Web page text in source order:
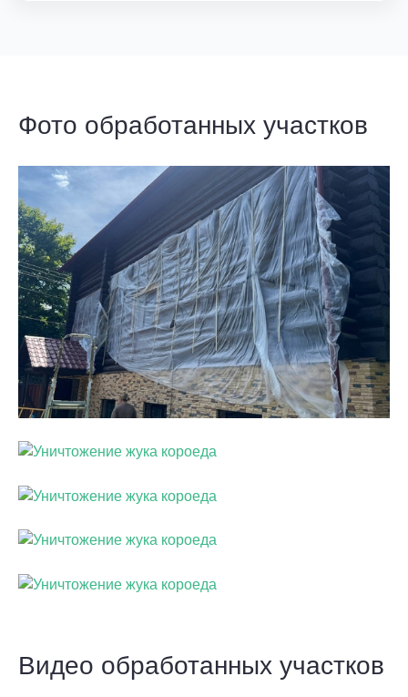
Фото обработанных участков
Видео обработанных участков